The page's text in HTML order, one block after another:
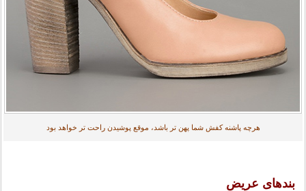
هرچه پاشنه کفش شما پهن تر باشد، موقع پوشیدن راحت تر خواهد بود
بندهای عریض